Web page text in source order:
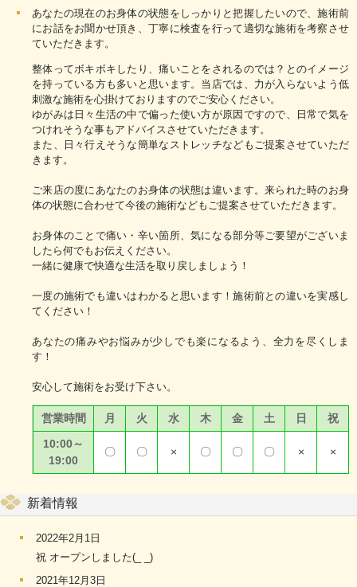
あなたの現在のお身体の状態をしっかりと把握したいので、施術前
にお話をお聞かせ頂き、丁寧に検査を行って適切な施術を考察させ
ていただきます。
整体ってボキボキしたり、痛いことをされるのでは？とのイメージ
を持っている方も多いと思います。当店では、力が入らないよう低
刺激な施術を心掛けておりますのでご安心ください。
ゆがみは日々生活の中で偏った使い方が原因ですので、日常で気を
つけれそうな事もアドバイスさせていただきます。
また、日々行えそうな簡単なストレッチなどもご提案させていただ
きます。
ご来店の度にあなたのお身体の状態は違います。来られた時のお身
体の状態に合わせて今後の施術などもご提案させていただきます。
お身体のことで痛い・辛い箇所、気になる部分等ご要望がございま
したら何でもお伝えください。
一緒に健康で快適な生活を取り戻しましょう！
一度の施術でも違いはわかると思います！施術前との違いを実感し
てください！
あなたの痛みやお悩みが少しでも楽になるよう、全力を尽くしま
す！
安心して施術をお受け下さい。
営業時間 月 火 水 木 金 土 日
祝
10:00～
19:00
〇 〇 × 〇 〇 〇 × ×
新着情報
2022年2月1日
祝 オープンしました(_ _)
2021年12月3日